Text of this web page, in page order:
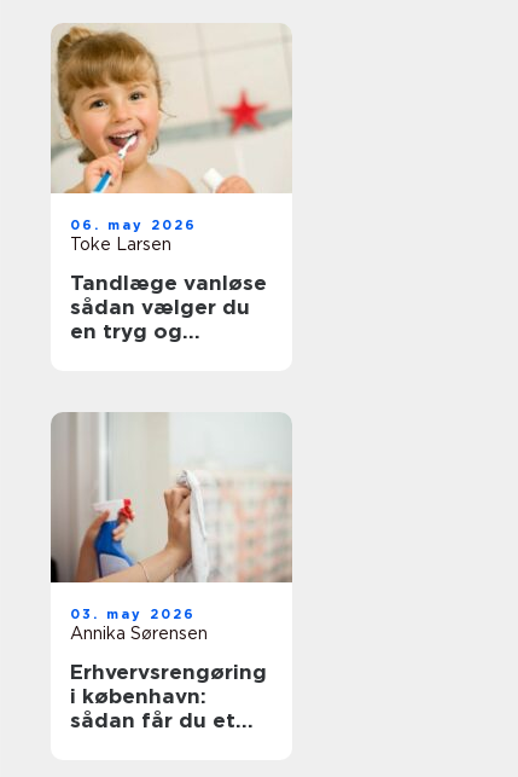
06. may 2026
Toke Larsen
Tandlæge vanløse
sådan vælger du
en tryg og
03. may 2026
Annika Sørensen
Erhvervsrengøring
i københavn:
sådan får du et